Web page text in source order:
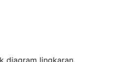
diagram lingkaran.